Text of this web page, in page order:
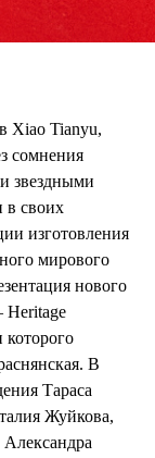
Xiao Tianyu,
сомнения
звездными
в своих
изготовления
мирового
нового
Heritage
которого
В
Тараса
Жуйкова,